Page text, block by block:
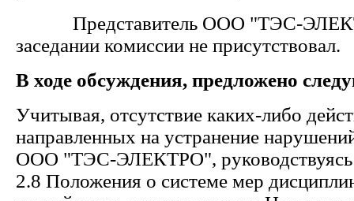
Представитель ООО "ТЭС-
заседании комиссии не присутствовал.
В ходе обсуждения, предложено
Учитывая, отсутствие каких-либо
направленных на устранение
ООО "ТЭС-ЭЛЕКТРО", руководствуясь
2.8 Положения о системе мер